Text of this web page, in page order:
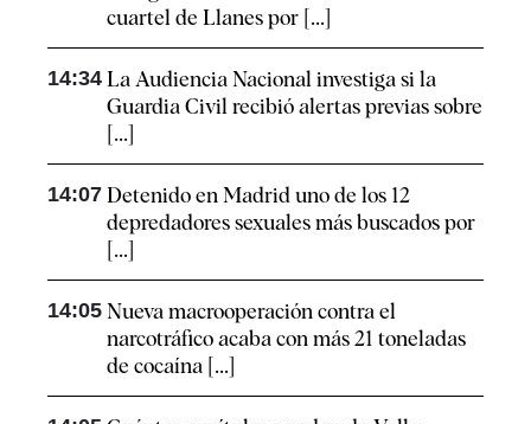
cuartel de Llanes por [...]
14:34 La Audiencia Nacional investiga si la
Guardia Civil recibió alertas previas sobre
[...]
14:07 Detenido en Madrid uno de los 12
depredadores sexuales más buscados por
[...]
14:05 Nueva macrooperación contra el
narcotráfico acaba con más 21 toneladas
de cocaína [...]